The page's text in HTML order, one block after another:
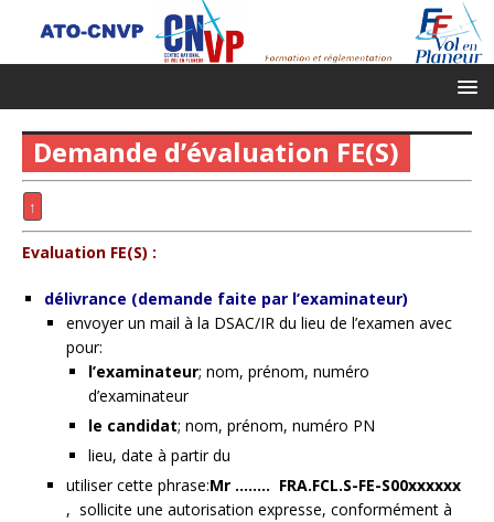
Demande d’évaluation FE(S)
↑
Evaluation FE(S) :
délivrance (demande faite par l’examinateur)
envoyer un mail à la DSAC/IR du lieu de l’examen avec
pour:
l’examinateur; nom, prénom, numéro
d’examinateur
le candidat; nom, prénom, numéro PN
lieu, date à partir du
utiliser cette phrase:Mr …….. FRA.FCL.S-FE-S00xxxxxx
, sollicite une autorisation expresse, conformément à